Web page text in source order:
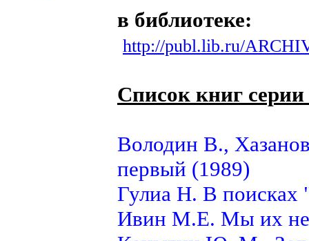
в библиотеке:
http://publ.lib.ru/
Cписок книг
Володин В.,
первый (1989)
Гулиа Н. В поисках
Ивин М.Е. Мы их не